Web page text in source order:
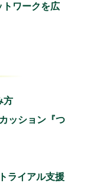
トワークを広
方
ッション『つ
ライアル支援